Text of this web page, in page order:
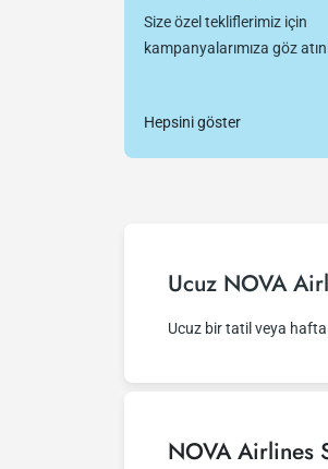
Size özel tekliflerimiz için
kampanyalarımıza göz
Hepsini göster
Ucuz NOVA
Ucuz bir tatil veya hafta
NOVA Airlines